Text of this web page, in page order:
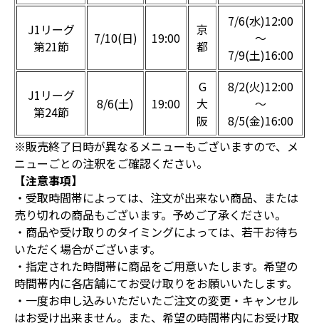
J1リーグ
第21節
7/10(日) 19:00
京
都
7/6(水)12:00
～
7/9(土)16:00
J1リーグ
第24節
8/6(土) 19:00
G
大
阪
8/2(火)12:00
～
8/5(金)16:00
※販売終了日時が異なるメニューもございますので、メ
ニューごとの注釈をご確認ください。
【注意事項】
・受取時間帯によっては、注文が出来ない商品、または
売り切れの商品もございます。予めご了承ください。
・商品や受け取りのタイミングによっては、若干お待ち
いただく場合がございます。
・指定された時間帯に商品をご用意いたします。希望の
時間帯内に各店舗にてお受け取りをお願いいたします。
・一度お申し込みいただいたご注文の変更・キャンセル
はお受け出来ません。また、希望の時間帯内にお受け取